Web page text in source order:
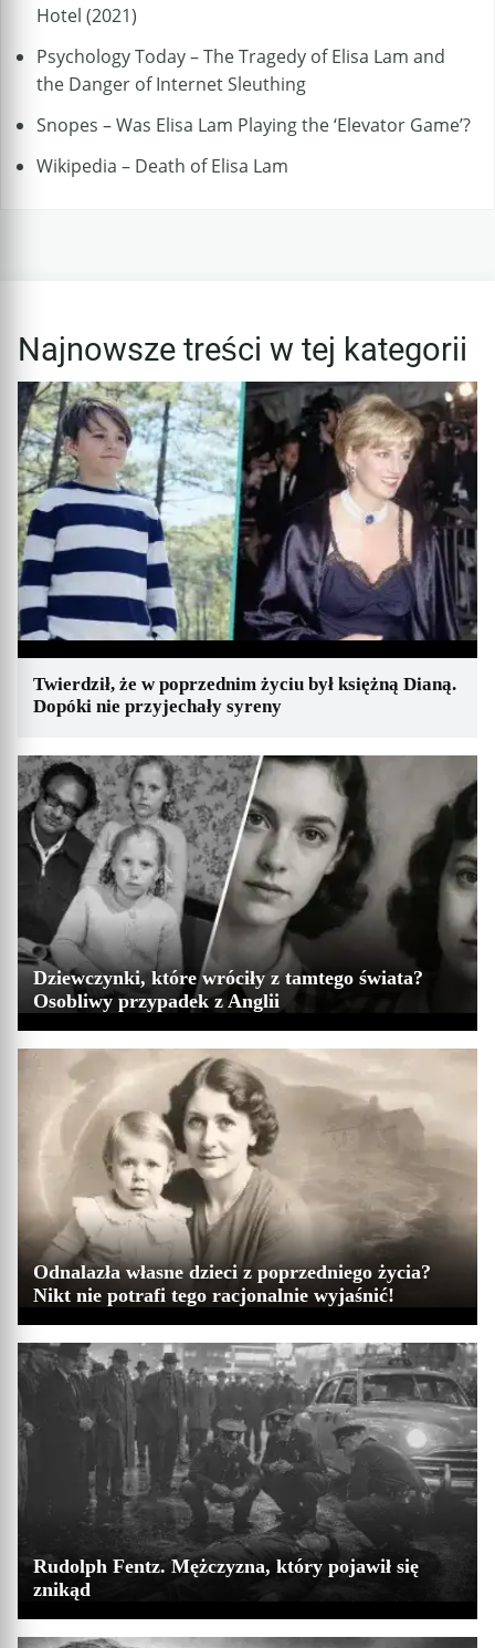
Hotel (2021)
Psychology Today – The Tragedy of Elisa Lam and
the Danger of Internet Sleuthing
Snopes – Was Elisa Lam Playing the ‘Elevator Game’?
Wikipedia – Death of Elisa Lam
Najnowsze treści w tej kategorii
Twierdził, że w poprzednim życiu był księżną Dianą.
Dopóki nie przyjechały syreny
Dziewczynki, które wróciły z tamtego świata?
Osobliwy przypadek z Anglii
Odnalazła własne dzieci z poprzedniego życia?
Nikt nie potrafi tego racjonalnie wyjaśnić!
Rudolph Fentz. Mężczyzna, który pojawił się
znikąd